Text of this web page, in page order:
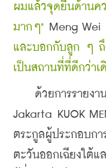
ผมแล้วจุดยืนด้านค
มากๆ" Meng Wei
และบอกกับลูก ๆ ถึ
เป็นสถานที่ที่ดีกว่าเ
ด้วยการรายงาน
Jakarta
KUOK
ตระกูลผู้ประกอบกา
ตะวันออกเฉียงใต้